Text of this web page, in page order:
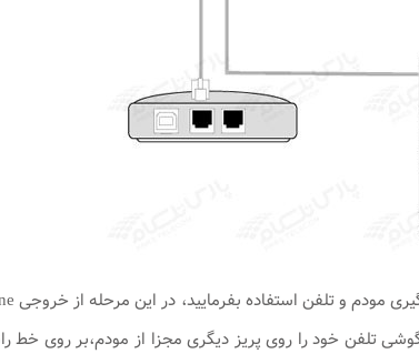
تلفن خود را روی پریز دیگری مجزا از مودم،بر روی خط